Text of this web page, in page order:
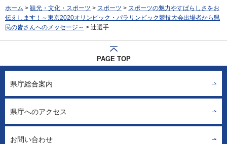
ホーム > 観光・文化・スポーツ > スポーツ > スポーツの魅力やすばらしさをお
伝えします！～東京2020オリンピック・パラリンピック競技大会出場者から県
民の皆さんへのメッセージ～ > 辻選手
PAGE TOP
県庁総合案内
県庁へのアクセス
お問い合わせ